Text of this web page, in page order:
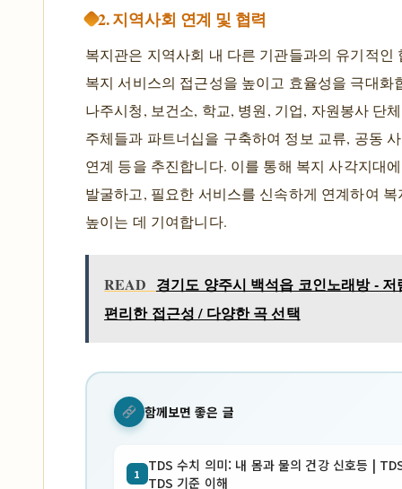
2. 지역사회 연계 및 협력
복지관은 지역사회 내 다른 기관들과의 유기적인
복지 서비스의 접근성을 높이고 효율성을 극대화
나주시청, 보건소, 학교, 병원, 기업, 자원봉사 단
주체들과 파트너십을 구축하여 정보 교류, 공동
연계 등을 추진합니다. 이를 통해 복지 사각지대
발굴하고, 필요한 서비스를 신속하게 연계하여
높이는 데 기여합니다.
READ 경기도 양주시 백석읍 코인노래방 - 저
편리한 접근성 / 다양한 곡 선택
함께보면 좋은 글
1 TDS 수치 의미: 내 몸과 물의 건강 신호등 |
TDS 기준 이해